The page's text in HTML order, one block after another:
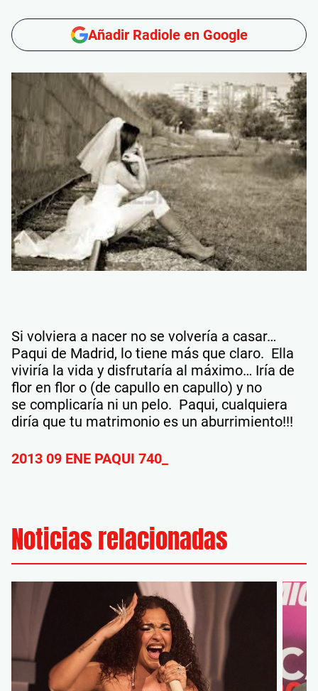
Añadir Radiole en Google
Si volviera a nacer no se volvería a casar…
Paqui de Madrid, lo tiene más que claro. Ella
viviría la vida y disfrutaría al máximo… Iría de
flor en flor o (de capullo en capullo) y no
se complicaría ni un pelo. Paqui, cualquiera
diría que tu matrimonio es un aburrimiento!!!
2013 09 ENE PAQUI 740_
Noticias relacionadas